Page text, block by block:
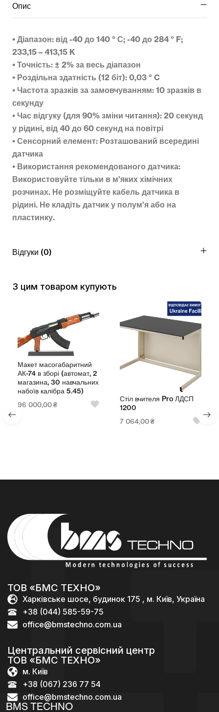
Опис
• Діапазон: від -40 до 140 ° С; -40 до 284 ° F;
233,15 – 413,15 K
• Точність: ± 2% за весь діапазон
• Роздільна здатність (12 біт): 0,03 ° C
• Частота зразків за замовчуванням: 10 зразків в
секунду
• Час відгуку (для 90% зміни читання): 20 секунд
у рідині, від 40 до 60 секунд на повітрі
• Сенсорний елемент: Розташований всередині
датчика
• Використання рекомендованого датчика:
Використовуйте тільки в м’яких хімічних
розчинах. Не розміщуйте кабель датчика в
рідині. Не кладіть датчик у полум’я або на
пластинку.
Відгуки (0)
З цим товаром купують
Макет масогабаритний
АК-74 в зборі (автомат, 2
магазина, 30 навчальних
набоїв калібра 5.45)
96 000,00₴
Стіл вчителя Pro ЛДСП
1200
7 064,00₴
BMS TECHNO
ТОВ «БМС ТЕХНО»
Харківське шосе, будинок 175 , м. Київ, Україна
+38 (044) 585-59-75
office@bmstechno.com.ua
Центральний сервісний центр
ТОВ «БМС ТЕХНО»
м. Київ
+38 (067) 236 77 54
office@bmstechno.com.ua